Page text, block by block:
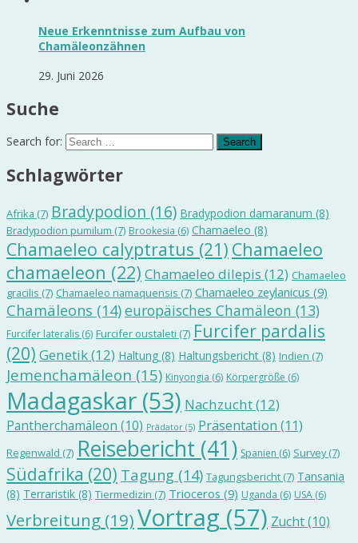
Neue Erkenntnisse zum Aufbau von
Chamäleonzähnen
29. Juni 2026
Suche
Search for:
Schlagwörter
Afrika (7) Bradypodion (16) Bradypodion damaranum (8)
Bradypodion pumilum (7) Brookesia (6) Chamaeleo (8)
Chamaeleo calyptratus (21) Chamaeleo
chamaeleon (22) Chamaeleo dilepis (12) Chamaeleo
gracilis (7) Chamaeleo namaquensis (7) Chamaeleo zeylanicus (9)
Chamäleons (14)europäisches Chamäleon (13)
Furcifer lateralis (6) Furcifer oustaleti (7) Furcifer pardalis
(20) Genetik(12) Haltung (8) Haltungsbericht (8) Indien (7)
Jemenchamäleon (15) Kinyongia (6) Körpergröße (6)
Madagaskar (53) Nachzucht(12)
Pantherchamäleon (10) Prädator (5) Präsentation (11)
Regenwald (7) Reisebericht (41) Spanien (6) Survey(7)
Südafrika (20) Tagung (14) Tagungsbericht (7) Tansania
(8) Terraristik (8) Tiermedizin (7) Trioceros (9) Uganda (6) USA (6)
Verbreitung (19)Vortrag (57) Zucht(10)